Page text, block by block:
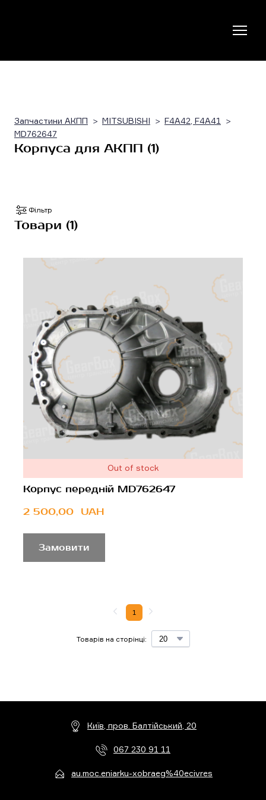
Запчастини АКПП MITSUBISHI
F4A42, F4A41
MD762647
Корпуса для АКПП (1)
Фільтр
Товари (1)
Out of stock
Корпус передній MD762647
2 500,00  UAH
Замовити
Товарів на сторінці:
1
Київ, пров. Балтійський, 20
067 230 91 11
au.moc.eniarku-xobraeg%40ecivres